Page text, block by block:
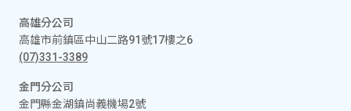
高雄分公司
高雄市前鎮區中山二路91號17樓之6
(07)331-3389
金門分公司
金門縣金湖鎮尚義機場2號